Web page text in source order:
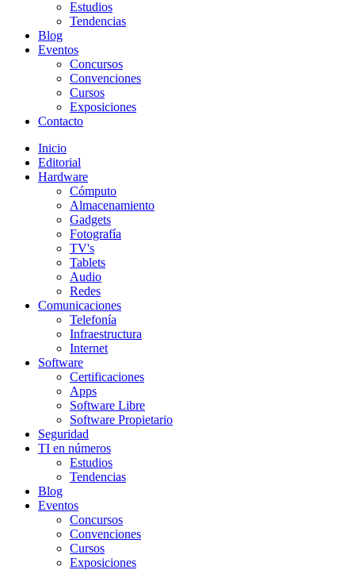
Estudios
Tendencias
Blog
Eventos
Concursos
Convenciones
Cursos
Exposiciones
Contacto
Inicio
Editorial
Hardware
Cómputo
Almacenamiento
Gadgets
Fotografía
TV's
Tablets
Audio
Redes
Comunicaciones
Telefonía
Infraestructura
Internet
Software
Certificaciones
Apps
Software Libre
Software Propietario
Seguridad
TI en números
Estudios
Tendencias
Blog
Eventos
Concursos
Convenciones
Cursos
Exposiciones